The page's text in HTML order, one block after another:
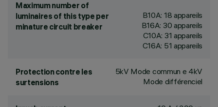
Maximum number of
luminaires of this type per
minature circuit breaker
B10A: 18 appareils
B16A: 30 appareils
C10A: 31 appareils
C16A: 51 appareils
Protection contre les
surtensions
5kV Mode commun e 4kV
Mode différenciel